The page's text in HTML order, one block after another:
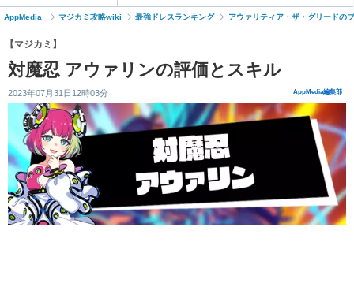
AppMedia マジカミ攻略wiki 最強ドレスランキング アウァリティア・ザ・グリードの
【マジカミ】
対魔忍 アウァリンの評価とスキル
2023年07月31日12時03分 AppMedia編集部